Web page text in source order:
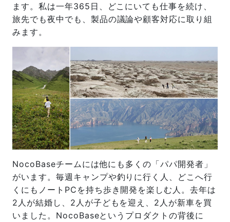
ます。私は一年365日、どこにいても仕事を続け、
旅先でも夜中でも、製品の議論や顧客対応に取り組
みます。
NocoBaseチームには他にも多くの「パパ開発者」
がいます。毎週キャンプや釣りに行く人、どこへ行
くにもノートPCを持ち歩き開発を楽しむ人。去年は
2人が結婚し、2人が子どもを迎え、2人が新車を買
いました。NocoBaseというプロダクトの背後に